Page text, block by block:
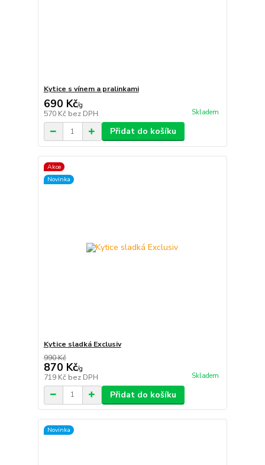
Kytice s vínem a pralinkami
690 Kč/g
570 Kč bez DPH Skladem
Přidat do košíku
Akce
Novinka
Kytice sladká Exclusiv
990 Kč
870 Kč/g
719 Kč bez DPH Skladem
Přidat do košíku
Novinka